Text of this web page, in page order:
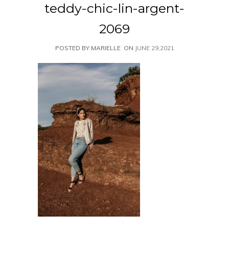
teddy-chic-lin-argent-
2069
POSTED BY MARIELLE ON JUNE 29,2021